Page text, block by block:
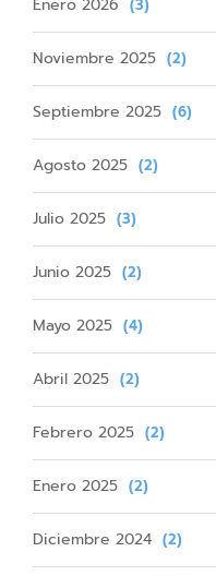
(3)
Noviembre 2025 (2)
Septiembre 2025 (6)
Agosto 2025 (2)
Julio 2025 (3)
Junio 2025 (2)
Mayo 2025 (4)
Abril 2025 (2)
Febrero 2025 (2)
Enero 2025 (2)
Diciembre 2024 (2)